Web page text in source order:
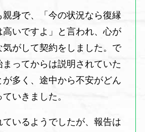
身で、「今の状況なら復縁
高いですよ」と言われ、心が
気がして契約をしました。で
ってからは説明されていた
が多く、途中から不安がどん
いきました。
いるようでしたが、報告は